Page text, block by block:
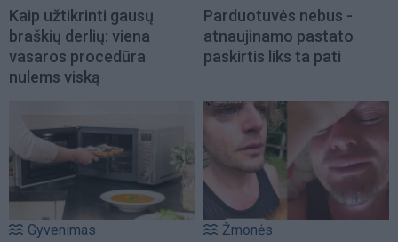
Kaip užtikrinti gausų
braškių derlių: viena
vasaros procedūra
nulems viską
Parduotuvės nebus -
atnaujinamo pastato
paskirtis liks ta pati
Gyvenimas Žmonės